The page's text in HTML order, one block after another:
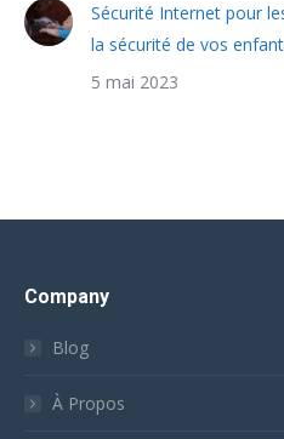
Sécurité Internet pour
la sécurité de vos
5 mai 2023
Company
Blog
À Propos